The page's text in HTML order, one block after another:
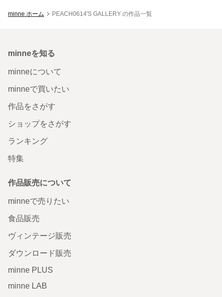
minne ホーム PEACH0614'S GALLERY の作品一覧
minneを知る
minneについて
minneで買いたい
作品をさがす
ショップをさがす
ランキング
特集
作品販売について
minneで売りたい
食品販売
ヴィンテージ販売
ダウンロード販売
minne PLUS
minne LAB